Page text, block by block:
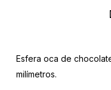
Esfera oca de
milímetros.